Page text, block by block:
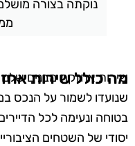
נוקתה בצורה
מה כולל שירות
שירות אחזקת מבנים שלנו
שנועדו לשמור על הנכס
בטוחה ונעימה לכל
יסודי של השטחים